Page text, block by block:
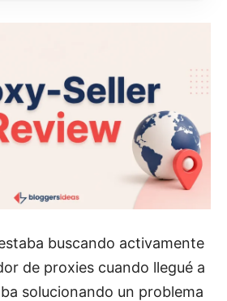
buscando activamente
de proxies cuando llegué a
solucionando un problema